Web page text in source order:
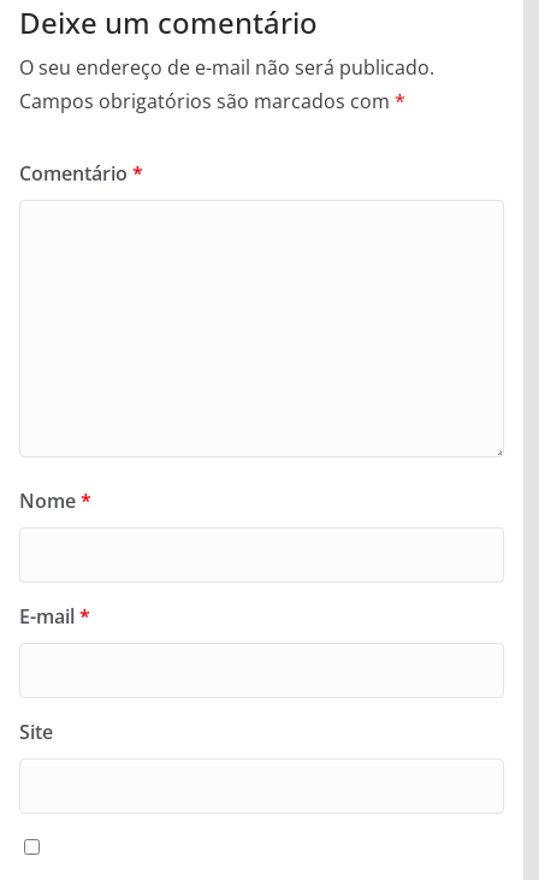
Deixe um comentário
O seu endereço de e-mail não será publicado.
Campos obrigatórios são marcados com *
Comentário *
Nome*
E-mail*
Site